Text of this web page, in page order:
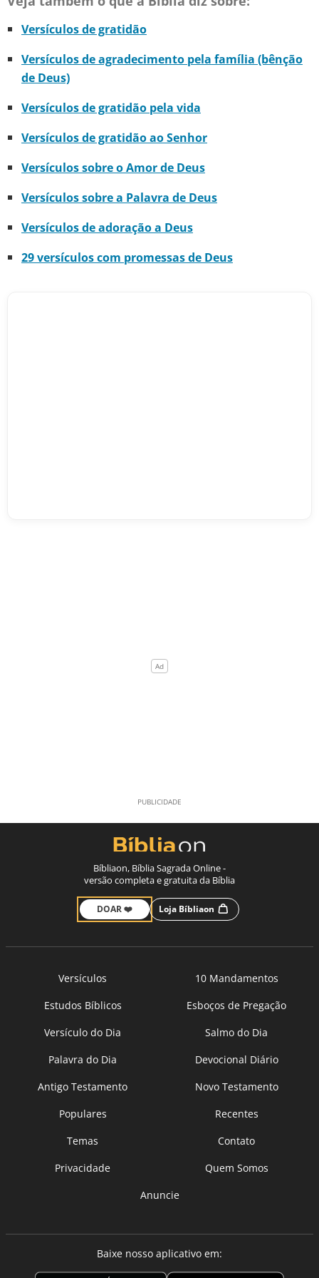
Versículos de gratidão
Versículos de agradecimento pela família (bênção
de Deus)
Versículos de gratidão pela vida
Versículos de gratidão ao Senhor
Versículos sobre o Amor de Deus
Versículos sobre a Palavra de Deus
Versículos de adoração a Deus
29 versículos com promessas de Deus
Bíbliaon, Bíblia Sagrada Online -
versão completa e gratuita da Bíblia
DOAR ❤️ Loja Bíbliaon
Versículos
10 Mandamentos
Estudos Bíblicos
Esboços de Pregação
Versículo do Dia
Salmo do Dia
Palavra do Dia
Devocional Diário
Antigo Testamento
Novo Testamento
Populares
Recentes
Temas
Contato
Privacidade
Quem Somos
Anuncie
Baixe nosso aplicativo em: